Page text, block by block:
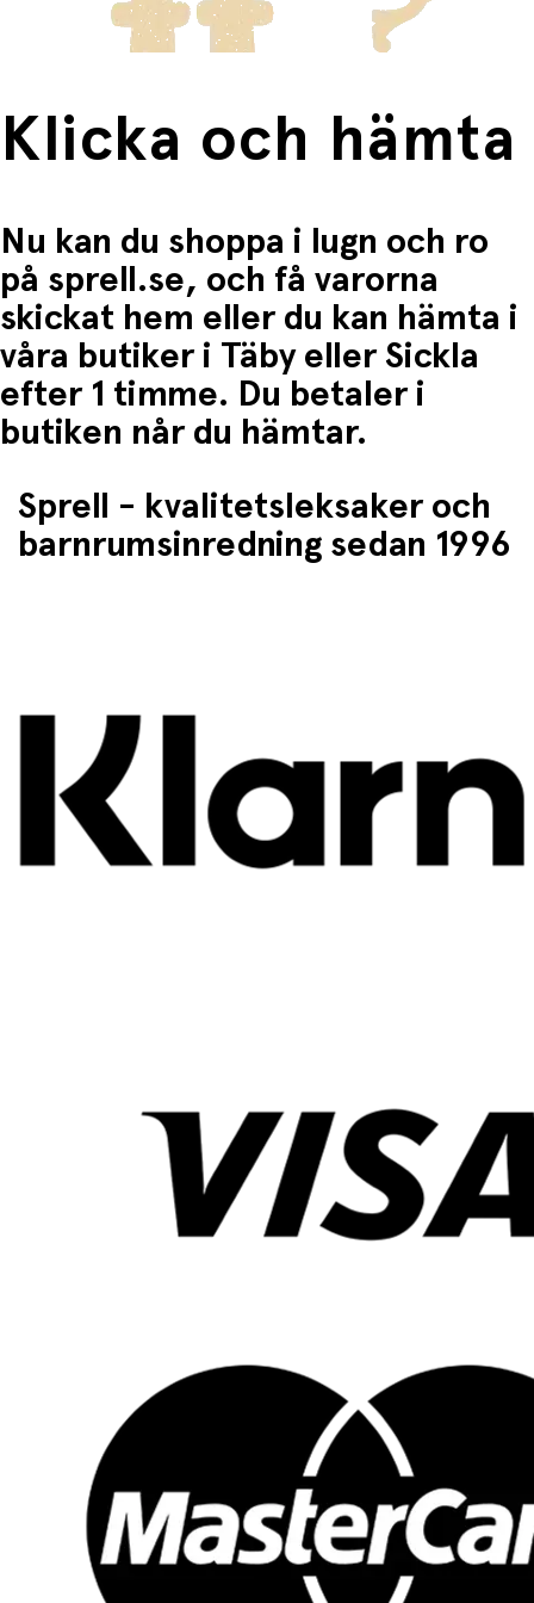
Klicka och hämta
Nu kan du shoppa i lugn och ro
på sprell.se, och få varorna
skickat hem eller du kan hämta i
våra butiker i Täby eller Sickla
efter 1 timme. Du betaler i
butiken når du hämtar.
Sprell - kvalitetsleksaker och
barnrumsinredning sedan 1996